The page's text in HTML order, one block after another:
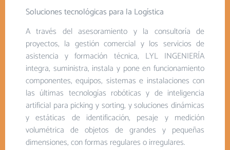
Soluciones tecnológicas para la Logística
A través del asesoramiento y la consultoría de
proyectos, la gestión comercial y los servicios de
asistencia y formación técnica, LYL INGENIERÍA
integra, suministra, instala y pone en funcionamiento
componentes, equipos, sistemas e instalaciones con
las últimas tecnologías robóticas y de inteligencia
artificial para picking y sorting, y soluciones dinámicas
y estáticas de identificación, pesaje y medición
volumétrica de objetos de grandes y pequeñas
dimensiones, con formas regulares o irregulares.